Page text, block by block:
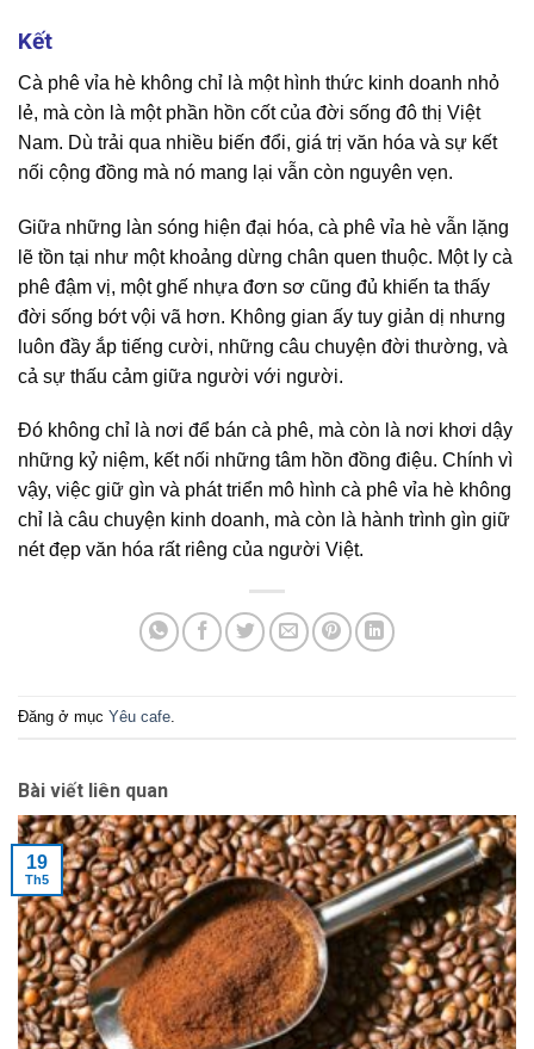
Kết
Cà phê vỉa hè không chỉ là một hình thức kinh doanh nhỏ
lẻ, mà còn là một phần hồn cốt của đời sống đô thị Việt
Nam. Dù trải qua nhiều biến đổi, giá trị văn hóa và sự kết
nối cộng đồng mà nó mang lại vẫn còn nguyên vẹn.
Giữa những làn sóng hiện đại hóa, cà phê vỉa hè vẫn lặng
lẽ tồn tại như một khoảng dừng chân quen thuộc. Một ly cà
phê đậm vị, một ghế nhựa đơn sơ cũng đủ khiến ta thấy
đời sống bớt vội vã hơn. Không gian ấy tuy giản dị nhưng
luôn đầy ắp tiếng cười, những câu chuyện đời thường, và
cả sự thấu cảm giữa người với người.
Đó không chỉ là nơi để bán cà phê, mà còn là nơi khơi dậy
những kỷ niệm, kết nối những tâm hồn đồng điệu. Chính vì
vậy, việc giữ gìn và phát triển mô hình cà phê vỉa hè không
chỉ là câu chuyện kinh doanh, mà còn là hành trình gìn giữ
nét đẹp văn hóa rất riêng của người Việt.
Đăng ở mục Yêu cafe
Bài viết liên quan
19
Th5